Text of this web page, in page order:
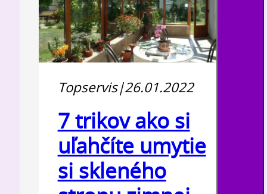
Topservis|26.01.2022
7 trikov ako si
uľahčíte umytie
si skleného